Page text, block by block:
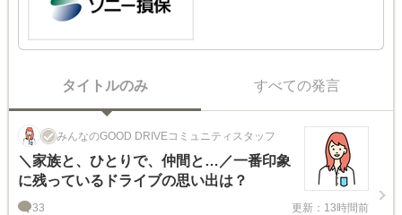
タイトルのみ すべての発言
みんなのGOOD DRIVEコミュニティスタッフ
＼家族と、ひとりで、仲間と…／一番印象
に残っているドライブの思い出は？
33 更新：13時間前